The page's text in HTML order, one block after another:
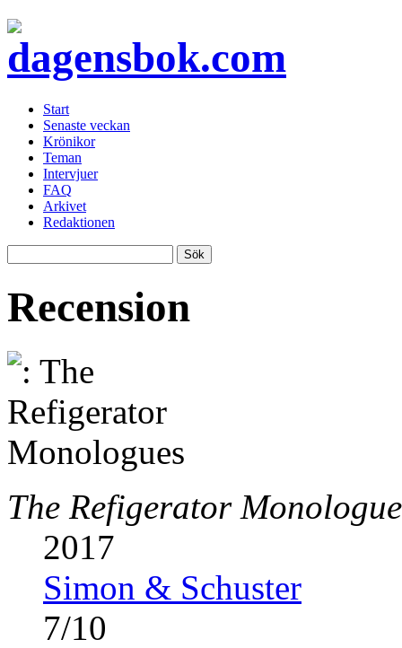
Start
Senaste veckan
Krönikor
Teman
Intervjuer
FAQ
Arkivet
Redaktionen
Recension
The Refigerator
2017
Simon & Schuster
7/10